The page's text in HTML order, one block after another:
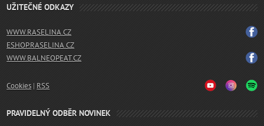
UŽITEČNÉ ODKAZY
WWW.RASELINA.CZ
ESHOP.RASELINA.CZ
WWW.BALNEOPEAT.CZ
Cookies | RSS
PRAVIDELNÝ ODBĚR NOVINEK